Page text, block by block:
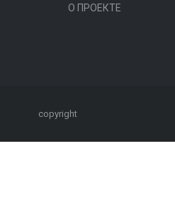
О ПРОЕКТЕ
copyright